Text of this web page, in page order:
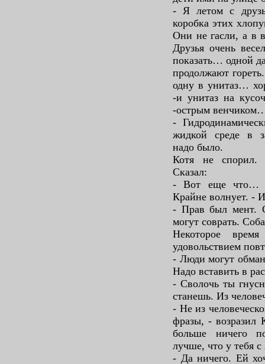
- Я летом с
коробка этих
Они не гасли, а в
Друзья очень
показать… одной
продолжают
одну в унитаз…
-и унитаз на
-острым
-
жидкой среде в
надо было.
Котя не спорил.
Сказал:
- Вот еще что…
Крайне волнует. -
- Прав был мент.
могут соврать.
Некоторое
удовольствием
- Люди могут
Надо вставить в
- Сволочь ты
станешь. Из
- Не из
фразы, - возразил
больше ничего
лучше, что у тебя
- Да ничего. Ей